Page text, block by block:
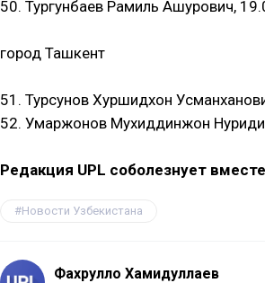
50. Тургунбаев Рамиль Ашурович,
город Ташкент
51. Турсунов Хуршидхон
52. Умаржонов Мухиддинжон
Редакция UPL соболезнует
Новости Узбекистана
Фахрулло Хамидуллаев